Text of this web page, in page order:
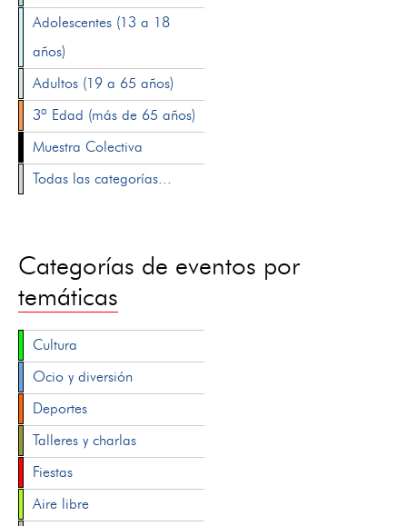
Adolescentes (13 a 18
años)
Adultos (19 a 65 años)
3ª Edad (más de 65 años)
Muestra Colectiva
Todas las categorías...
Categorías de eventos por
temáticas
Cultura
Ocio y diversión
Deportes
Talleres y charlas
Fiestas
Aire libre